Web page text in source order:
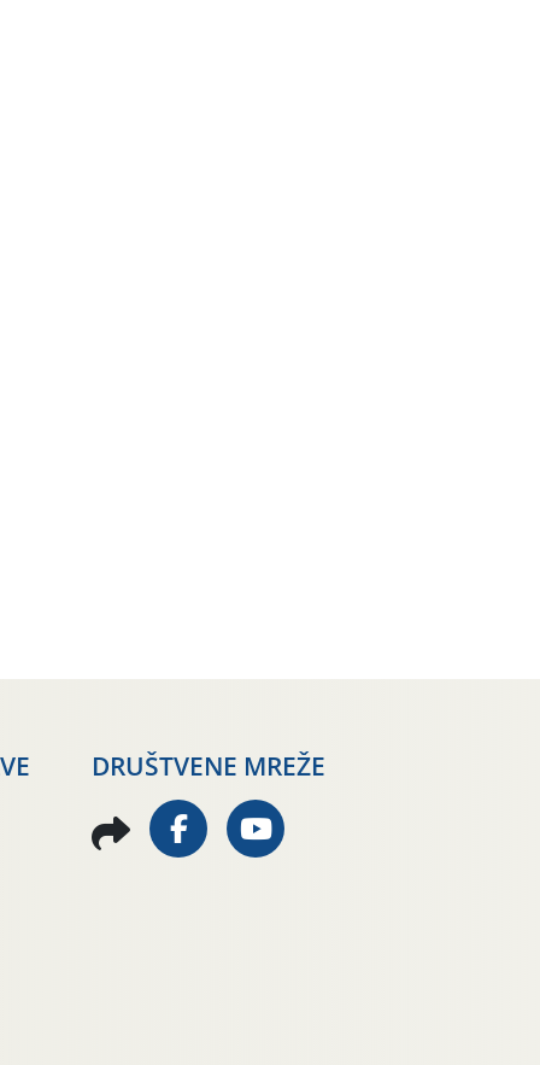
DRUŠTVENE MREŽE